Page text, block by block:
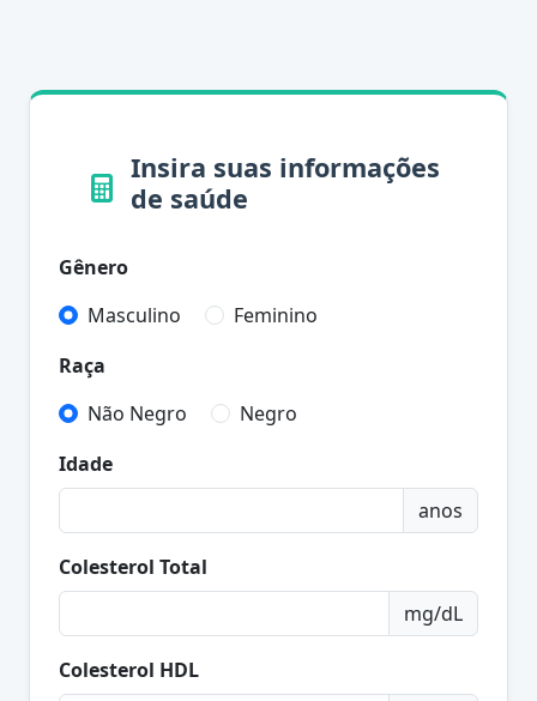
Insira suas informações
de saúde
Gênero
Masculino
Feminino
Raça
Não Negro
Negro
Idade
anos
Colesterol Total
mg/dL
Colesterol HDL